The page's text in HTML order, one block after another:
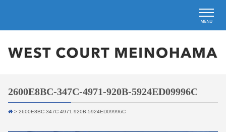
2600E8BC-347C-4971-920B-5924ED09996C
> 2600E8BC-347C-4971-920B-5924ED09996C